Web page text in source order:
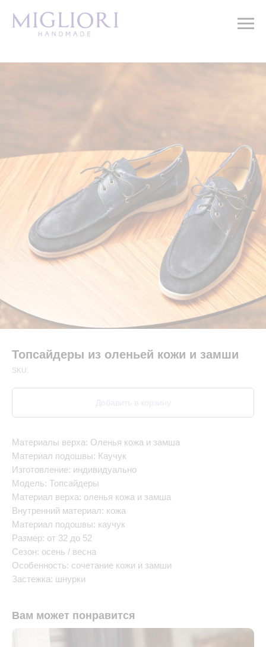
Топсайдеры из оленьей кожи и замши
SKU:
Добавить в корзину
Материалы верха: Оленья кожа и замша
Материал подошвы: Каучук
Изготовление: индивидуально
Модель: Топсайдеры
Материал верха: оленья кожа и замша
Внутренний материал: кожа
Материал подошвы: каучук
Размер: от 32 до 52
Сезон: осень / весна
Особенность: сочетание кожи и замши
Застежка: шнурки
Вам может понравится